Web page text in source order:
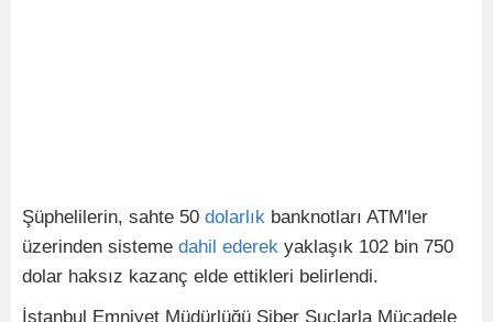
Şüphelilerin, sahte 50 dolarlık banknotları ATM'ler
üzerinden sisteme dahil ederek yaklaşık 102 bin 750
dolar haksız kazanç elde ettikleri belirlendi.
İstanbul Emniyet Müdürlüğü Siber Suçlarla Mücadele